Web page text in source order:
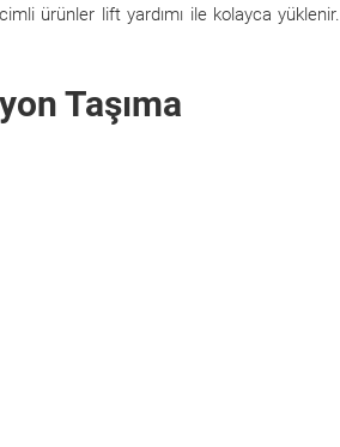
ürünler lift yardımı ile kolayca yüklenir.
Taşıma